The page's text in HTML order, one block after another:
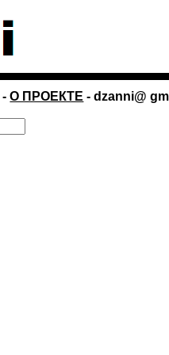
-О ПРОЕКТЕ - dzanni@